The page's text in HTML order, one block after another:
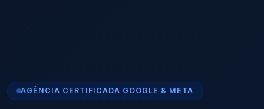
AGÊNCIA CERTIFICADA GOOGLE & META